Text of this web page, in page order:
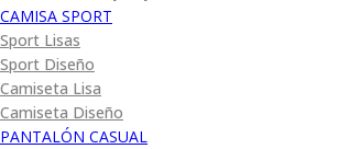
CAMISA SPORT
Sport Lisas
Sport Diseño
Camiseta Lisa
Camiseta Diseño
PANTALÓN CASUAL